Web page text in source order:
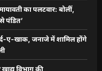
का पलटवार: बोलीं,
पंडित’
ए-खाक, जनाजे में शामिल होंगे
विभाग की